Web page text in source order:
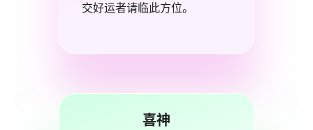
交好运者请临此方位。
喜神